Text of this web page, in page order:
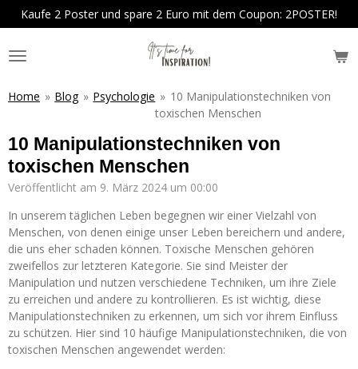
Zum
Hauptinhalt
springen
Kaufe 2 Poster und spare 2 Euro mit dem Coupon: 2POSTER!
Home » Blog » Psychologie » 10 Manipulationstechniken von
toxischen Menschen
10 Manipulationstechniken von
toxischen Menschen
Veröffentlicht am 9. März 2024 um 00:00
In unserem täglichen Leben begegnen wir einer Vielzahl von
Menschen, von denen einige unser Leben bereichern und andere,
die uns eher schaden können. Toxische Menschen gehören
zweifellos zur letzteren Kategorie. Sie sind Meister der
Manipulation und nutzen verschiedene Techniken, um ihre Ziele
zu erreichen und andere zu kontrollieren. Es ist wichtig, diese
Manipulationstechniken zu erkennen, um sich vor ihrem Einfluss
zu schützen. Hier sind 10 häufige Manipulationstechniken, die von
toxischen Menschen angewendet werden: